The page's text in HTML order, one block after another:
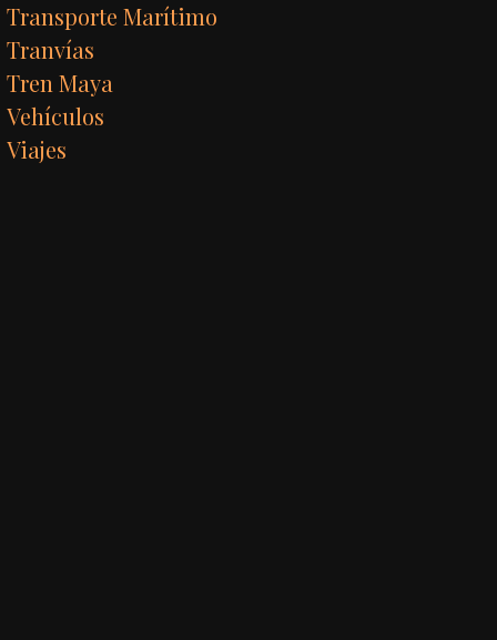
Transporte Marítimo
Tranvías
Tren Maya
Vehículos
Viajes